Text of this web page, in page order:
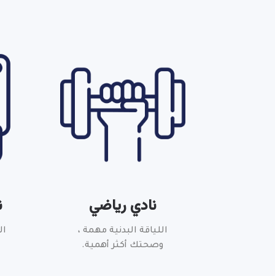
نادي رياضي
اللياقة البدنية مهمة ،
وصحتك أكثر أهمية.